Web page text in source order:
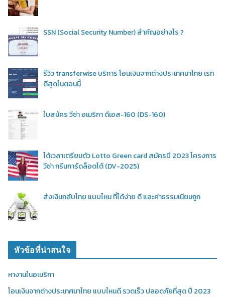
SSN (Social Security Number) สำคัญอย่างไร ?
รีวิว transferwise บริการ โอนเงินจากต่างประเทศมาไทย เรท
ดีสุดในตอนนี้
ใบสมัคร วีซ่า อเมริกา ดีเอส-160 (DS-160)
ได้เวลาเตรียมตัว Lotto Green card สมัครปี 2023 โครงการ
วีซ่า กรีนการ์ดล็อตโต้ (DV-2025)
ส่งเงินกลับไทย แบบไหน ที่ได้ง่าย ดี และค่าธรรมเนียมถูก
หัวข้อที่น่าสนใจ
หางานในอเมริกา
โอนเงินจากต่างประเทศมาไทย แบบไหนดี รวดเร็ว ปลอดภัยที่สุด ปี 2023